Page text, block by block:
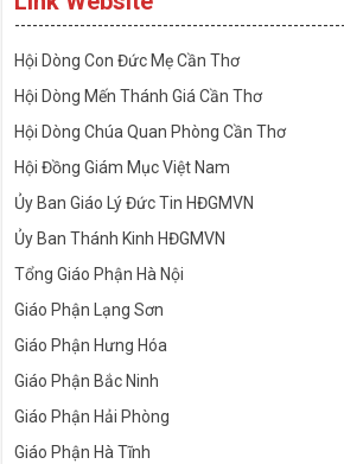
Hội Dòng Con Đức Mẹ Cần Thơ
Hội Dòng Mến Thánh Giá Cần Thơ
Hội Dòng Chúa Quan Phòng Cần Thơ
Hội Đồng Giám Mục Việt Nam
Ủy Ban Giáo Lý Đức Tin HĐGMVN
Ủy Ban Thánh Kinh HĐGMVN
Tổng Giáo Phận Hà Nội
Giáo Phận Lạng Sơn
Giáo Phận Hưng Hóa
Giáo Phận Bắc Ninh
Giáo Phận Hải Phòng
Giáo Phận Hà Tĩnh